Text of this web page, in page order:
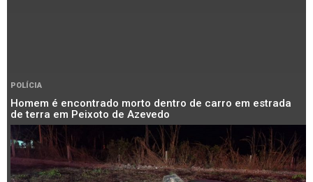
POLÍCIA
Homem é encontrado morto dentro de carro em estrada
de terra em Peixoto de Azevedo